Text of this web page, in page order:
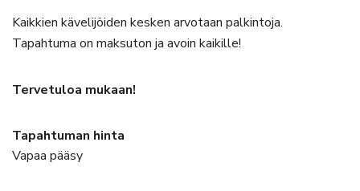
Kaikkien kävelijöiden kesken arvotaan palkintoja.
Tapahtuma on maksuton ja avoin kaikille!
Tervetuloa mukaan!
Tapahtuman hinta
Vapaa pääsy